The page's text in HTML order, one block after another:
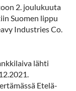
2. joulukuuta
Suomen lippu
Industries Co.
lähti
Etelä-